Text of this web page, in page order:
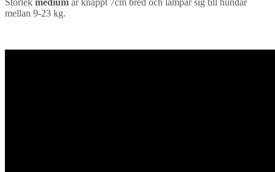
Storlek medium är knappt 7cm bred och lämpar sig till hundar
mellan 9-23 kg.